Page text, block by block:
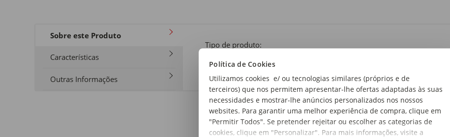
Política de Cookies
Utilizamos cookies e/ ou tecnologias similares (próprios e de
terceiros) que nos permitem apresentar-lhe ofertas adaptadas às suas
necessidades e mostrar-lhe anúncios personalizados nos nossos
websites. Para garantir uma melhor experiência de compra, clique em
"Permitir Todos". Se pretender rejeitar ou escolher as categorias de
cookies, clique em "Personalizar". Para mais informações, visite a
Sobre este Produto
Características
Outras Informações
Tipo de produto: